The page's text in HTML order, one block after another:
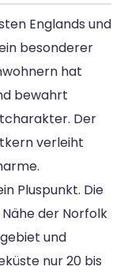
Englands und
besonderer
hat
bewahrt
Der
verleiht
Pluspunkt. Die
der Norfolk
und
nur 20 bis